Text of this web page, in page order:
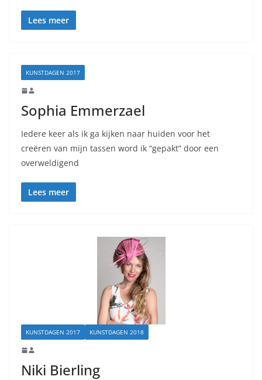
Lees meer
KUNSTDAGEN 2017
Sophia Emmerzael
Iedere keer als ik ga kijken naar huiden voor het
creëren van mijn tassen word ik “gepakt” door een
overweldigend
Lees meer
KUNSTDAGEN 2017 KUNSTDAGEN 2018
Niki Bierling